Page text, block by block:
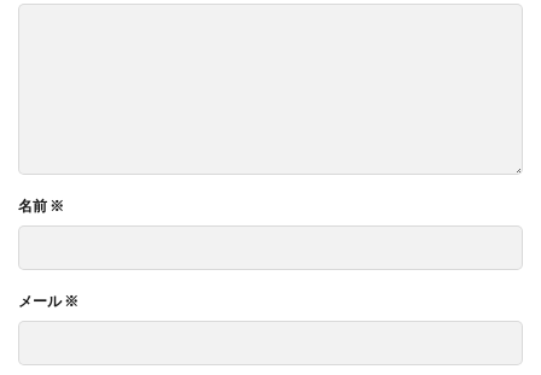
名前 ※
メール※